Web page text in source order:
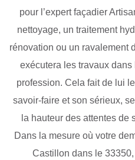
pour l’expert façadier
nettoyage, un traitement
rénovation ou un ravalement
exécutera les travaux
profession. Cela fait de lui
savoir-faire et son sérieux,
la hauteur des attentes de
Dans la mesure où votre
Castillon dans le